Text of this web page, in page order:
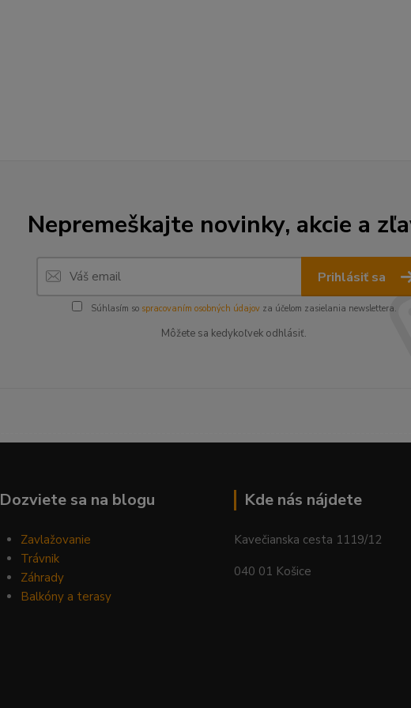
Nepremeškajte novinky, akcie a
Prihlásiť sa
Súhlasím so spracovaním osobných údajovza účelom zasielania newslettera.
Môžete sa kedykoľvek odhlásiť.
Dozviete sa na blogu
Zavlažovanie
Trávnik
Záhrady
Balkóny a terasy
Kde nás nájdete
Kavečianska cesta 1119/12
040 01 Košice